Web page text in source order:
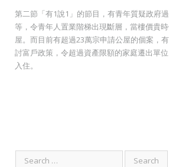
第二節「有1說1」的節目，有青年質疑政府
等，令青年人置業階梯出現斷層，當樓價貴
屋。而目前有超過23萬宗申請公屋的個案，
討富戶政策，令超過資產限額的家庭遷出單
入住。